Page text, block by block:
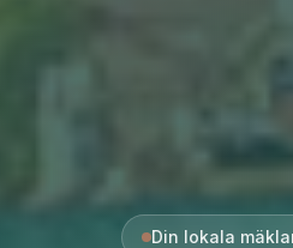
Din lokala